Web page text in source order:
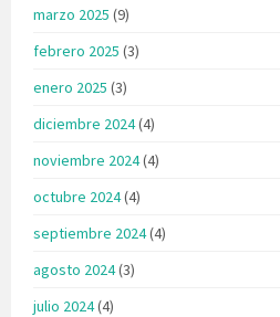
marzo 2025 (9)
febrero 2025 (3)
enero 2025 (3)
diciembre 2024(4)
noviembre 2024(4)
octubre 2024(4)
septiembre 2024(4)
agosto 2024(3)
julio 2024(4)